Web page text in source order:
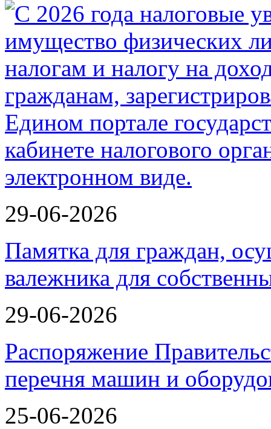
29-06-2026
Памятка для граждан,
валежника для
29-06-2026
Распоряжение
перечня машин и
25-06-2026